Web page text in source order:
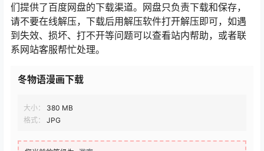
们提供了百度网盘的下载渠道。网盘只负责下载和保存，
请不要在线解压，下载后用解压软件打开解压即可，如遇
到失效、损坏、打不开等问题可以查看站内帮助，或者联
系网站客服帮忙处理。
冬物语漫画下载
大小：
380 MB
格式：
JPG